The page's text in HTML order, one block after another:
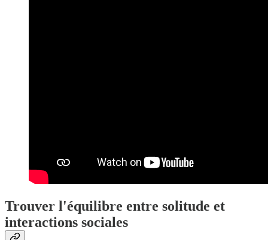
Trouver l'équilibre entre solitude et
interactions sociales